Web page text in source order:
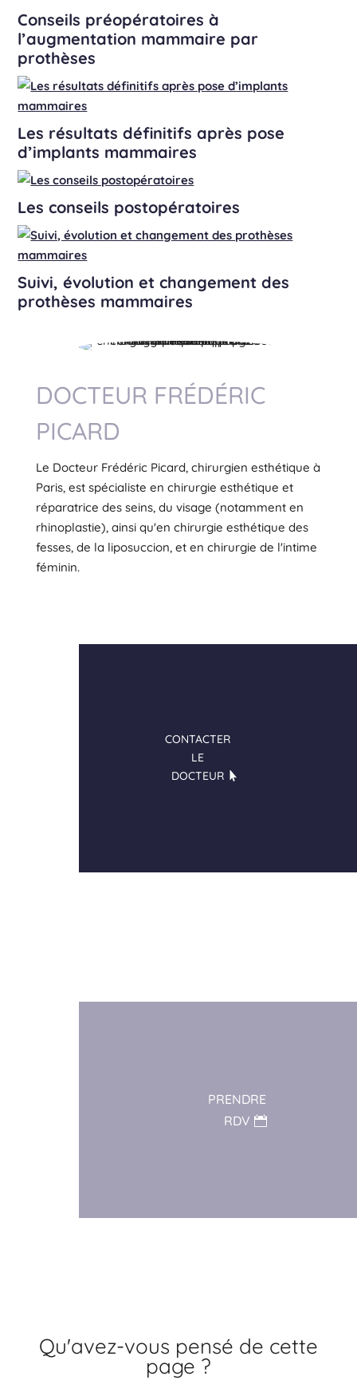
Conseils préopératoires à
l’augmentation mammaire par
prothèses
Les résultats définitifs après pose
d’implants mammaires
Les conseils postopératoires
Suivi, évolution et changement des
prothèses mammaires
DOCTEUR FRÉDÉRIC
PICARD
Le Docteur Frédéric Picard, chirurgien esthétique à
Paris, est spécialiste en chirurgie esthétique et
réparatrice des seins, du visage (notamment en
rhinoplastie), ainsi qu'en chirurgie esthétique des
fesses, de la liposuccion, et en chirurgie de l'intime
féminin.
CONTACTER
LE
DOCTEUR
PRENDRE
RDV
Qu'avez-vous pensé de cette
page ?